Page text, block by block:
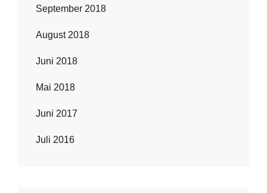
September 2018
August 2018
Juni 2018
Mai 2018
Juni 2017
Juli 2016